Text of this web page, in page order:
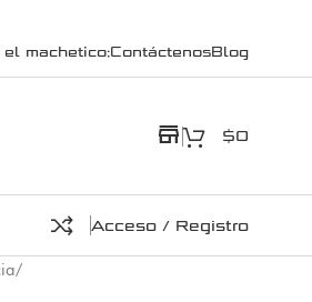
machetico:ContáctenosBlog
store $0
Acceso / Registro
/